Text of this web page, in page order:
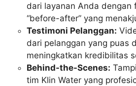
dari layanan Anda dengan
“before-after” yang
Testimoni Pelanggan:
dari pelanggan yang puas
meningkatkan kredibilitas
Behind-the-Scenes:
tim Klin Water yang